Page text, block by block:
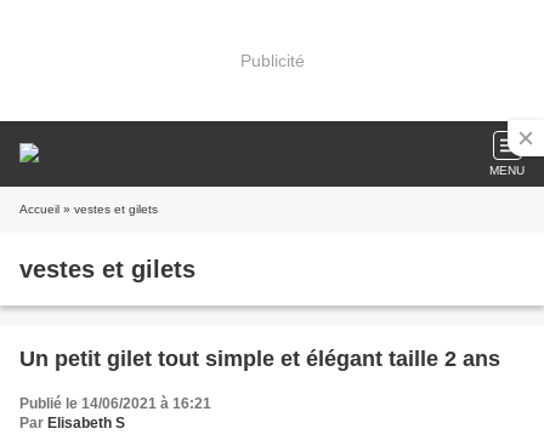
Publicité
MENU
Accueil » vestes et gilets
vestes et gilets
Un petit gilet tout simple et élégant taille 2 ans
Publié le 14/06/2021 à 16:21
Par Elisabeth S